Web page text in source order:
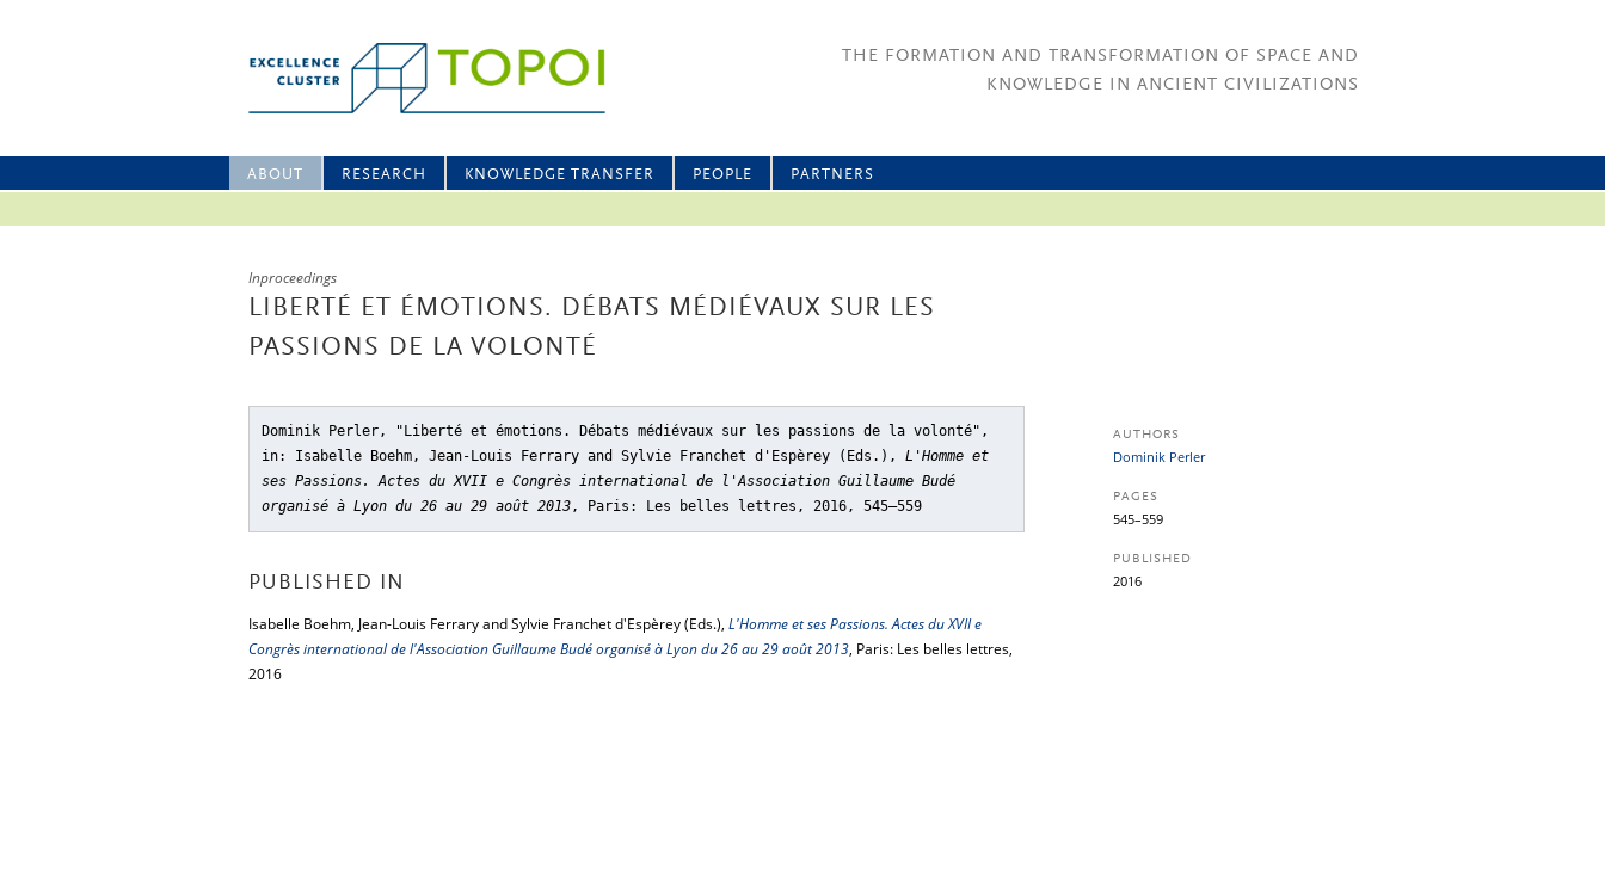
THE FORMATION AND TRANSFORMATION OF SPACE AND
KNOWLEDGE IN ANCIENT CIVILIZATIONS
ABOUT RESEARCH KNOWLEDGE TRANSFER PEOPLE PARTNERS
Inproceedings
LIBERTÉ ET ÉMOTIONS. DÉBATS MÉDIÉVAUX SUR LES
PASSIONS DE LA VOLONTÉ
Dominik Perler, "Liberté et émotions. Débats médiévaux sur les passions de la volonté" ,
in: Isabelle Boehm, Jean-Louis Ferrary and Sylvie Franchet d'Espèrey (Eds.), L'Homme et
ses Passions. Actes du XVII e Congrès international de l'Association Guillaume Budé
organisé à Lyon du 26 au 29 août 2013, Paris: Les belles lettres, 2016, 545–559
PUBLISHED IN
Isabelle Boehm, Jean-Louis Ferrary and Sylvie Franchet d'Espèrey (Eds.), L'Homme et ses Passions. Actes du XVII e
Congrès international de l'Association Guillaume Budé organisé à Lyon du 26 au 29 août 2013, Paris: Les belles lettres,
2016
AUTHORS
Dominik Perler
PAGES
545–559
PUBLISHED
2016